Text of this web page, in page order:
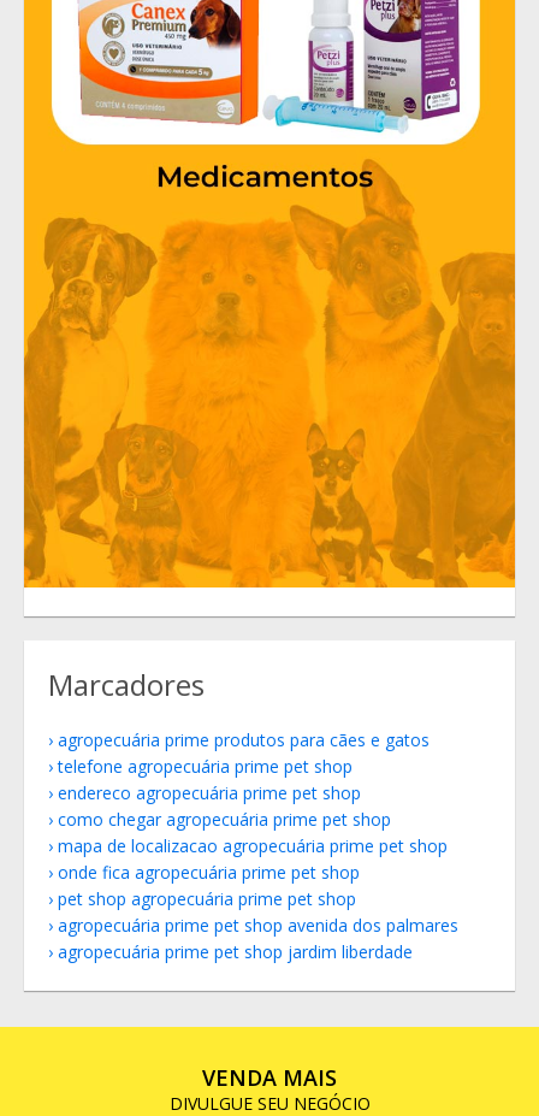
Marcadores
agropecuária prime produtos para cães e gatos
telefone agropecuária prime pet shop
endereco agropecuária prime pet shop
como chegar agropecuária prime pet shop
mapa de localizacao agropecuária prime pet shop
onde fica agropecuária prime pet shop
pet shop agropecuária prime pet shop
agropecuária prime pet shop avenida dos palmares
agropecuária prime pet shop jardim liberdade
VENDA MAIS
DIVULGUE SEU NEGÓCIO